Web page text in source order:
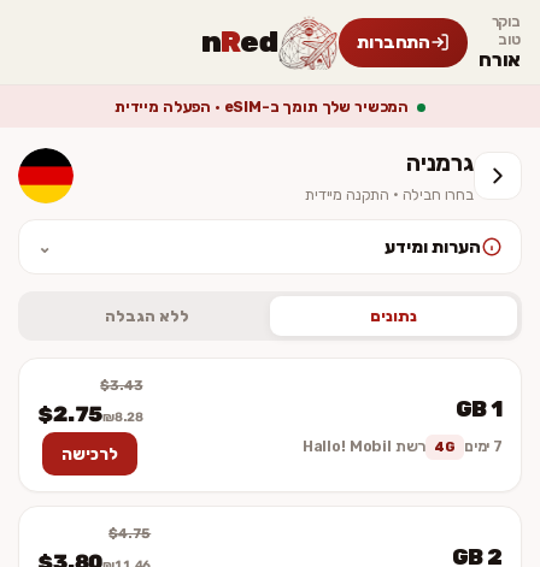
בוקר
טוב
אורח
התחברות nRed
המכשיר שלך תומך ב-eSIM · הפעלה מיידית
גרמניה
בחרו חבילה · התקנה מיידית
הערות ומידע ⌄
וכולל מע״מ. ההתקנה מיידית — לא נשלח כרטיס פיזי.
נתונים ללא הגבלה
1 GB
7 ימים 4G רשת Hallo! Mobil
$3.43
$2.75₪8.28
לרכישה
2 GB
$4.75
$3.80